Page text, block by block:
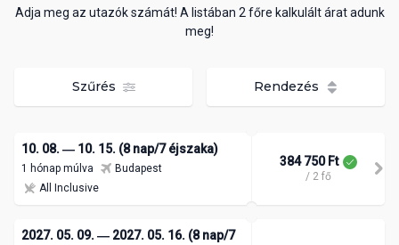
Adja meg az utazók számát! A listában 2 főre kalkulált árat adunk
meg!
Szűrés Rendezés
10. 08. ― 10. 15. (8 nap/7 éjszaka)
1 hónap múlva
Budapest
All Inclusive
384 750 Ft
/ 2 fő
2027. 05. 09. ― 2027. 05. 16. (8 nap/7